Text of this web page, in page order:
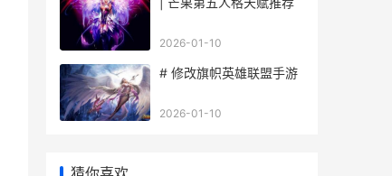
2026-01-10
# 修改旗帜英雄联盟手游
2026-01-10